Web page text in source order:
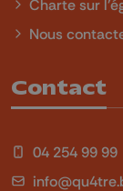
Charte sur
Nous
Contact
04 254 99 99